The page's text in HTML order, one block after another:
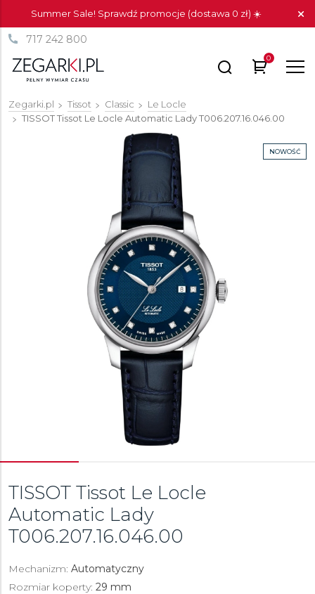
Summer Sale! Sprawdź promocje (dostawa 0 zł) ☀️
717 242 800
0
Zegarki.pl Tissot Classic
Le Locle
TISSOT Tissot Le Locle Automatic LadyT006.207.16.046.00
NOWOŚĆ
TISSOT Tissot Le Locle
Automatic Lady
T006.207.16.046.00
Mechanizm: Automatyczny
Rozmiar koperty: 29 mm